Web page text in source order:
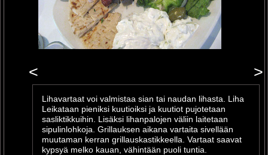
< >
Lihavartaat voi valmistaa sian tai naudan lihasta. Liha
Leikataan pieniksi kuutioiksi ja kuutiot pujotetaan
sasliktikkuihin. Lisäksi lihanpalojen väliin laitetaan
sipulinlohkoja. Grillauksen aikana vartaita sivellään
muutaman kerran grillauskastikkeella. Vartaat saavat
kypsyä melko kauan, vähintään puoli tuntia.